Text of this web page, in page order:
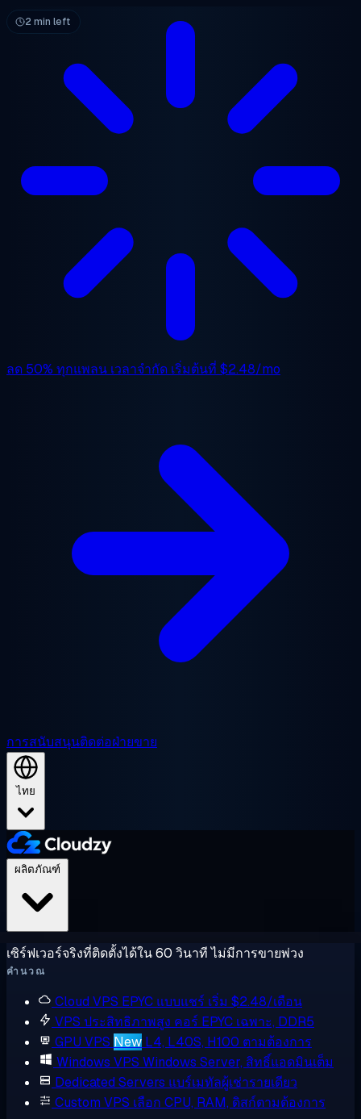
ข้ามไปยังเนื้อหาหลัก
ลด 50% ทุกแพลน เวลาจำกัด เริ่มต้นที่ $2.48/mo
การสนับสนุนติดต่อฝ่ายขาย
ไทย
เซิร์ฟเวอร์จริงที่ติดตั้งได้ใน 60 วินาที ไม่มีการขายพ่วง
คำนวณ
Cloud VPS EPYC แบบแชร์ เริ่ม $2.48/เดือน
VPS ประสิทธิภาพสูง คอร์ EPYC เฉพาะ, DDR5
GPU VPS New L4, L40S, H100 ตามต้องการ
Windows VPS Windows Server, สิทธิ์แอดมินเต็ม
Dedicated Servers แบร์เมทัลผู้เช่ารายเดียว
Custom VPS เลือก CPU, RAM, ดิสก์ตามต้องการ
2 min left